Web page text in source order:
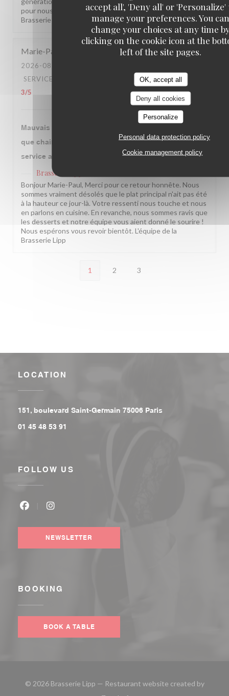
accept all', 'Deny all' or 'Personalize'
manage your preferences. You
change your choices at any time
clicking on the cookie icon at the
left of the site pages.
OK, accept all
Deny all cookies
Personalize
Personal data protection policy
Cookie management policy
pour nous. On espère vous revoir bientôt ! L'équipe de la
Brasserie Lipp !
Marie-Paul
2026-08-01
SERVICE
FOOD : 3/5 VALUE
3/5
Mauvais jour chez Lipp, poulet sec et plutôt carcasse
que chair, frites à l’avenant. MAIS desserts parfaits et
service adorable.
Brasserie Lipp
Bonjour Marie-Paul, Merci pour ce retour honnête. Nous
sommes vraiment désolés que le plat principal n'ait pas été
à la hauteur ce jour-là. Votre ressenti nous touche et nous
en parlons en cuisine. En revanche, nous sommes ravis que
les desserts et notre équipe vous aient donné le sourire !
Nous espérons vous revoir bientôt. L'équipe de la
Brasserie Lipp
1 2 3
LOCATION
151, boulevard Saint-Germain 75006 Paris
01 45 48 53 91
FOLLOW US
NEWSLETTER
BOOKING
BOOK A TABLE
© 2026 Brasserie Lipp — Restaurant website created by